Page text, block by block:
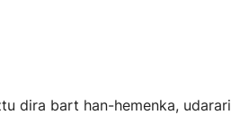
dira bart han-hemenka, udarari